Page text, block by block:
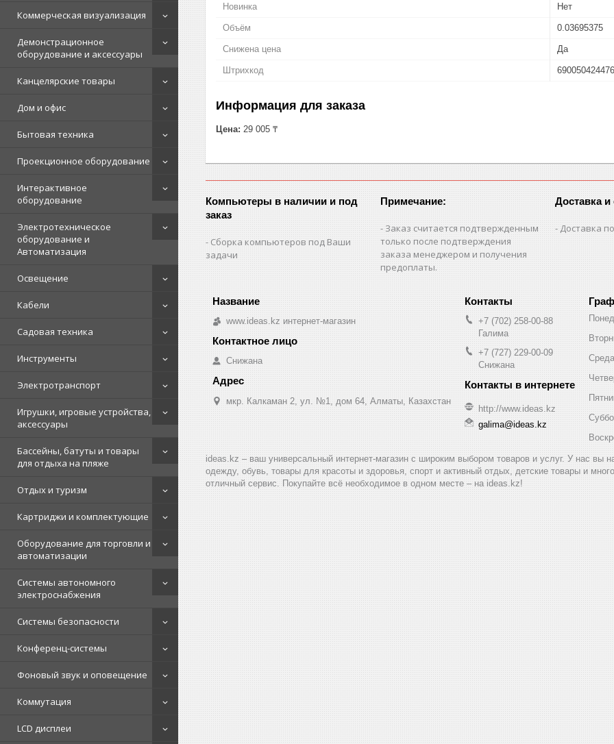
Коммерческая визуализация
Демонстрационное
оборудование и аксессуары
Канцелярские товары
Дом и офис
Бытовая техника
Проекционное оборудование
Интерактивное
оборудование
Электротехническое
оборудование и
Автоматизация
Освещение
Кабели
Садовая техника
Инструменты
Электротранспорт
Игрушки, игровые устройства,
аксессуары
Бассейны, батуты и товары
для отдыха на пляже
Отдых и туризм
Картриджи и комплектующие
Оборудование для торговли и
автоматизации
Системы автономного
электроснабжения
Системы безопасности
Конференц-системы
Фоновый звук и оповещение
Коммутация
LCD дисплеи
Новинка Нет
Объём 0.03695375
Снижена цена Да
Штрихкод
Информация для заказа
Цена: 29 005 ₸
Компьютеры в наличии и под
заказ
Сборка компьютеров под Ваши
задачи
Примечание:
Заказ считается подтвержденным
только после подтверждения
заказа менеджером и получения
предоплаты.
Доставка и
Доставка
www.ideas.kz интернет-магазин
Снижана
мкр. Калкаман 2, ул. №1, дом 64, Алматы, Казахстан
+7 (702) 258-00-88
Галима
+7 (727) 229-00-09
Снижана
http://www.ideas.kz
galima@ideas.kz
Среда
ideas.kz – ваш универсальный интернет-магазин с широким выбором товаров и услуг. У нас вы
одежду, обувь, товары для красоты и здоровья, спорт и активный отдых, детские товары и
отличный сервис. Покупайте всё необходимое в одном месте – на ideas.kz!